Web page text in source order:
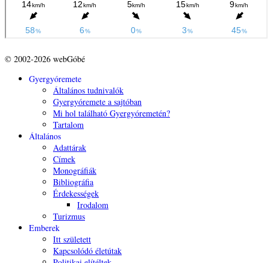
© 2002-2026 webGóbé
Gyergyóremete
Általános tudnivalók
Gyergyóremete a sajtóban
Mi hol található Gyergyóremetén?
Tartalom
Általános
Adattárak
Címek
Monográfiák
Bibliográfia
Érdekességek
Irodalom
Turizmus
Emberek
Itt született
Kapcsolódó életútak